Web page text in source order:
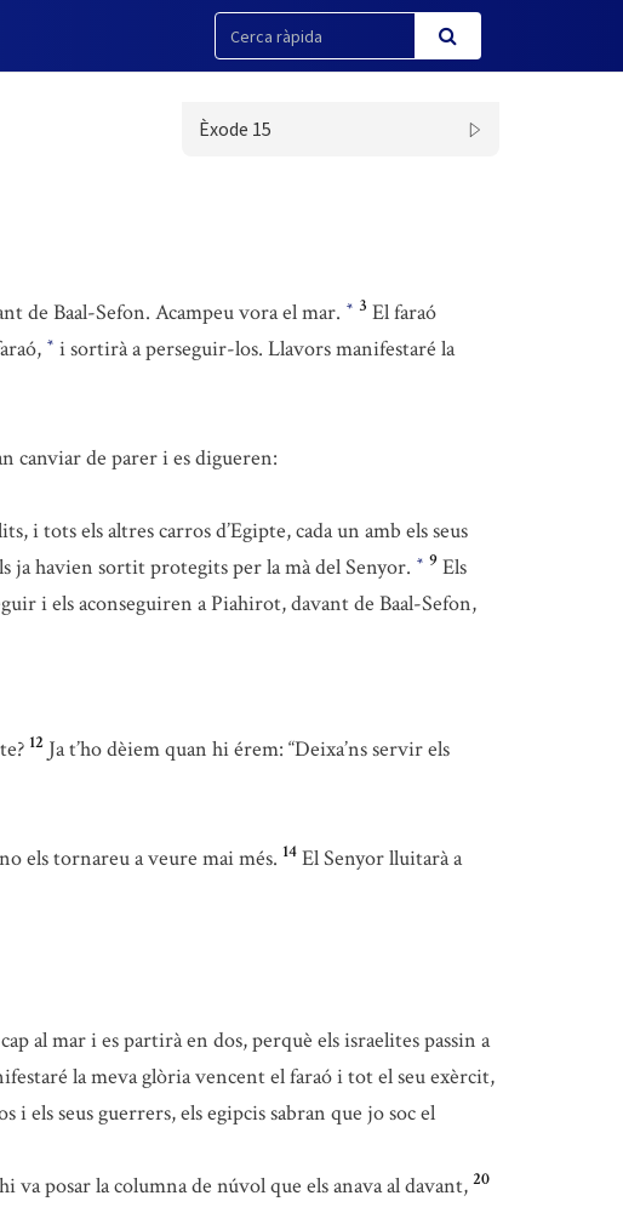
Èxode 15
de Baal-Sefon. Acampeu vora el mar. * 3 El faraó
* i sortirà a perseguir-los. Llavors manifestaré la
canviar de parer i es digueren:
i tots els altres carros d’Egipte, cada un amb els seus
ja havien sortit protegits per la mà del Senyor. * 9 Els
i els aconseguiren a Piahirot, davant de Baal-Sefon,
12 Ja t’ho dèiem quan hi érem: “Deixa’ns servir els
els tornareu a veure mai més. 14 El Senyor lluitarà a
al mar i es partirà en dos, perquè els israelites passin a
la meva glòria vencent el faraó i tot el seu exèrcit,
els seus guerrers, els egipcis sabran que jo soc el
va posar la columna de núvol que els anava al davant, 20